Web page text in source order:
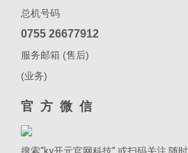
总机号码
0755 26677912
服务邮箱 (售后)
(业务)
官方微信